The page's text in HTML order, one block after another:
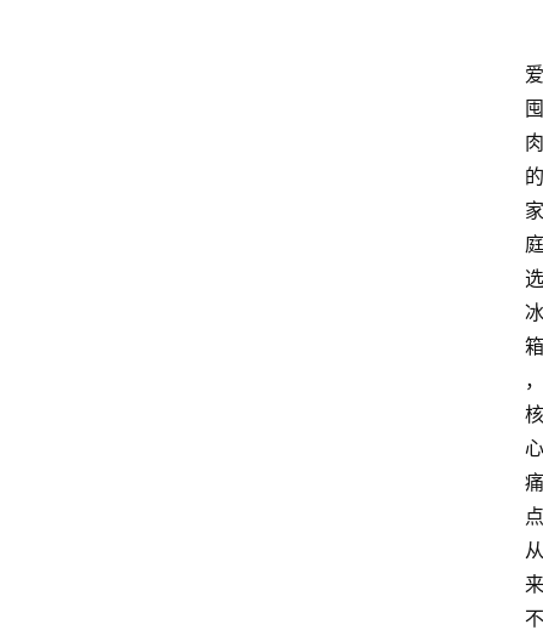
爱
囤
肉
的
家
庭
选
冰
箱
，
核
心
痛
点
从
来
不